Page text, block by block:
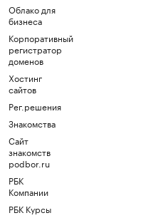
Облако для
бизнеса
Корпоративный
регистратор
доменов
Хостинг
сайтов
Рег.решения
Знакомства
Сайт
знакомств
podbor.ru
РБК
Компании
РБК Курсы